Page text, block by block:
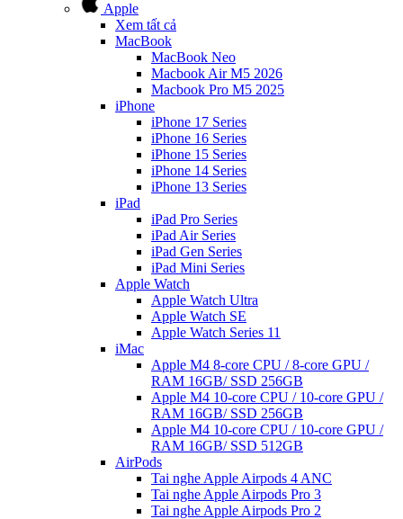
Apple
Xem tất cả
MacBook
MacBook Neo
Macbook Air M5 2026
Macbook Pro M5 2025
iPhone
iPhone 17 Series
iPhone 16 Series
iPhone 15 Series
iPhone 14 Series
iPhone 13 Series
iPad
iPad Pro Series
iPad Air Series
iPad Gen Series
iPad Mini Series
Apple Watch
Apple Watch Ultra
Apple Watch SE
Apple Watch Series 11
iMac
Apple M4 8-core CPU / 8-core GPU /
RAM 16GB/ SSD 256GB
Apple M4 10-core CPU / 10-core GPU /
RAM 16GB/ SSD 256GB
Apple M4 10-core CPU / 10-core GPU /
RAM 16GB/ SSD 512GB
AirPods
Tai nghe Apple Airpods 4 ANC
Tai nghe Apple Airpods Pro 3
Tai nghe Apple Airpods Pro 2